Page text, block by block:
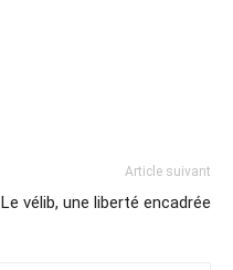
Article suivant
Le vélib, une liberté encadrée